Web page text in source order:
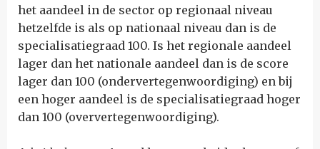
het aandeel in de sector op regionaal niveau
hetzelfde is als op nationaal niveau dan is de
specialisatiegraad 100. Is het regionale aandeel
lager dan het nationale aandeel dan is de score
lager dan 100 (ondervertegenwoordiging) en bij
een hoger aandeel is de specialisatiegraad hoger
dan 100 (oververtegenwoordiging).